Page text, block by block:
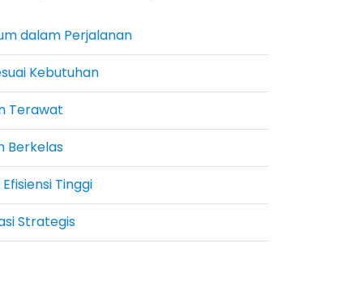
dalam Perjalanan
Kebutuhan
Terawat
Berkelas
Tinggi
Strategis